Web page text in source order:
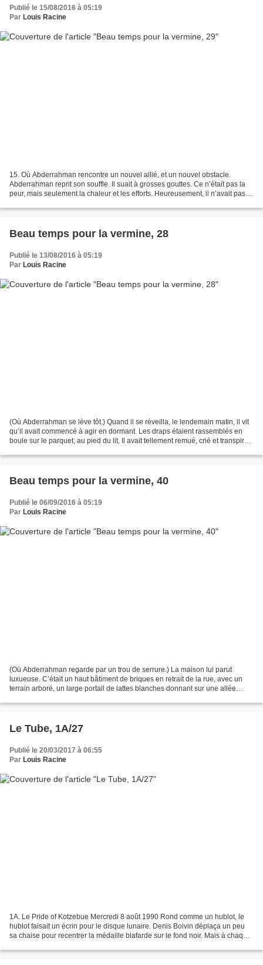
Publié le 15/08/2016 à 05:19
Par Louis Racine
15. Où Abderrahman rencontre un nouvel allié, et un nouvel obstacle.
Abderrahman reprit son souffle. Il suait à grosses gouttes. Ce n’était pas la
peur, mais seulement la chaleur et les efforts. Heureusement, il n’avait pas
Beau temps pour la vermine, 28
Publié le 13/08/2016 à 05:19
Par Louis Racine
(Où Abderrahman se lève tôt.) Quand il se réveilla, le lendemain matin, il vit
qu’il avait commencé à agir en dormant. Les draps étaient rassemblés en
boule sur le parquet, au pied du lit. Il avait tellement remué, crié et transpiré
Beau temps pour la vermine, 40
Publié le 06/09/2016 à 05:19
Par Louis Racine
(Où Abderrahman regarde par un trou de serrure.) La maison lui parut
luxueuse. C’était un haut bâtiment de briques en retrait de la rue, avec un
terrain arboré, un large portail de lattes blanches donnant sur une allée
Le Tube, 1A/27
Publié le 20/03/2017 à 06:55
Par Louis Racine
1A. Le Pride of Kotzebue Mercredi 8 août 1990 Rond comme un hublot, le
hublot faisait un écrin pour le disque lunaire. Denis Boivin déplaça un peu
sa chaise pour recentrer la médaille blafarde sur le fond noir. Mais à chaque